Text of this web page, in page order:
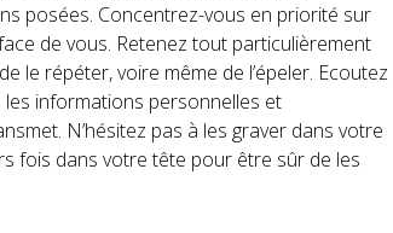
posées. Concentrez-vous en priorité sur
de vous. Retenez tout particulièrement
le répéter, voire même de l’épeler. Ecoutez
informations personnelles et
N’hésitez pas à les graver dans votre
fois dans votre tête pour être sûr de les